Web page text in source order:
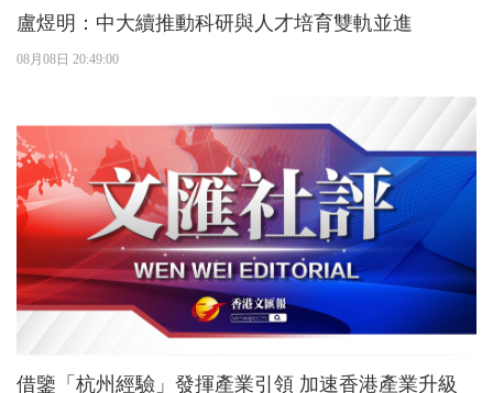
盧煜明：中大續推動科研與人才培育雙軌並進
08月08日 20:49:00
借鑒「杭州經驗」發揮產業引領 加速香港產業升級